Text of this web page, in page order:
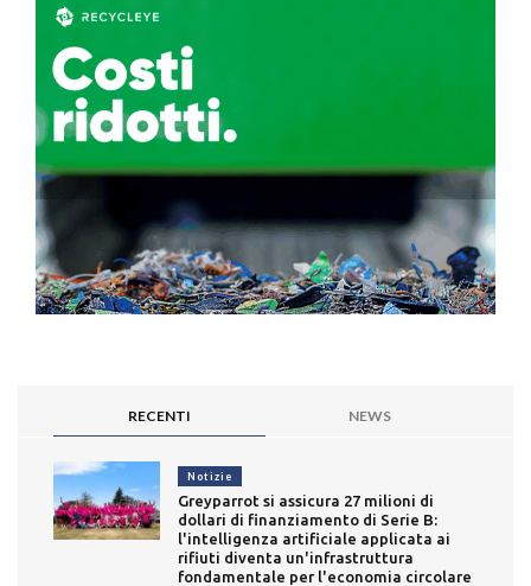
RECENTI NEWS
Notizie
Greyparrot si assicura 27 milioni di
dollari di finanziamento di Serie B:
l'intelligenza artificiale applicata ai
rifiuti diventa un'infrastruttura
fondamentale per l'economia circolare